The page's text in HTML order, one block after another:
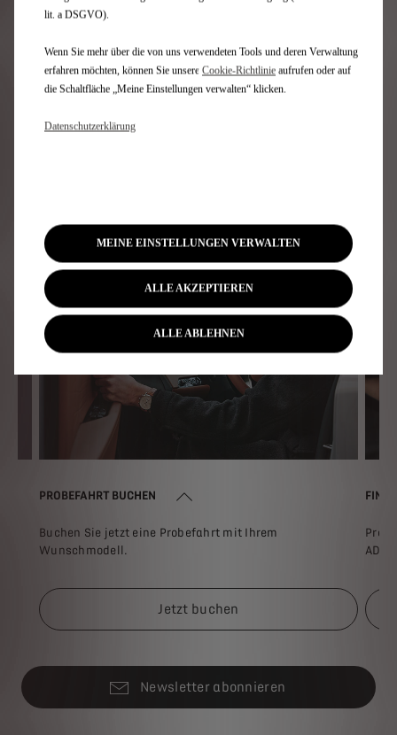
Preisliste
WEITERE THEMEN FÜR SIE
PROBEFAHRT BUCHEN
Buchen Sie jetzt eine Probefahrt mit Ihrem
Wunschmodell.
Jetzt buchen
Newsletter abonnieren
lit. a DSGVO).
Wenn Sie mehr über die von uns verwendeten Tools und deren Verwaltung
erfahren möchten, können Sie unsere Cookie‑Richtlinie aufrufen oder auf
die Schaltfläche „Meine Einstellungen verwalten“ klicken.
Datenschutzerklärung
MEINE EINSTELLUNGEN VERWALTEN
ALLE AKZEPTIEREN
ALLE ABLEHNEN